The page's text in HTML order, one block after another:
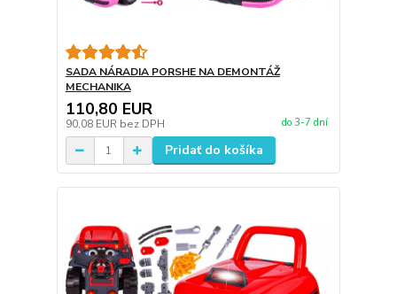
SADA NÁRADIA PORSHE NA DEMONTÁŽ
MECHANIKA
110,80 EUR
90,08 EUR bez DPH do 3-7 dní
Pridať do košíka